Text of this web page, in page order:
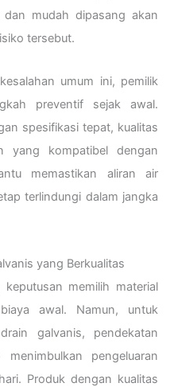
mudah dipasang akan
tersebut.
umum ini, pemilik
preventif sejak awal.
spesifikasi tepat, kualitas
yang kompatibel dengan
memastikan aliran air
terlindungi dalam jangka
yang Berkualitas
memilih material
awal. Namun, untuk
galvanis, pendekatan
pengeluaran
Produk dengan kualitas